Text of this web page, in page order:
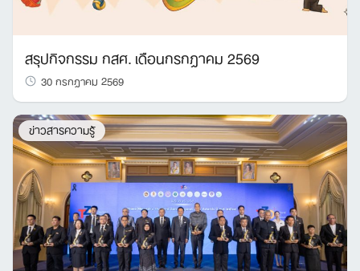
สรุปกิจกรรม กสศ. เดือนกรกฎาคม 2569
30 กรกฎาคม 2569
ข่าวสารความรู้